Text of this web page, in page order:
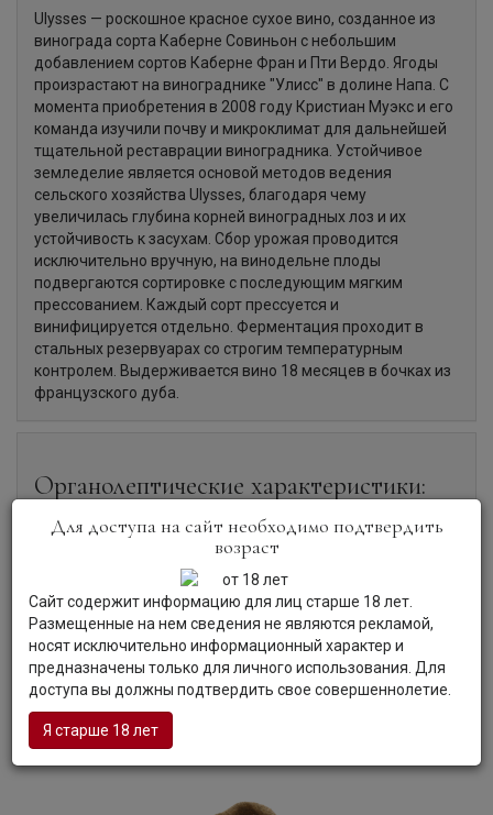
Ulysses — роскошное красное сухое вино, созданное из
винограда сорта Каберне Совиньон с небольшим
добавлением сортов Каберне Фран и Пти Вердо. Ягоды
произрастают на винограднике "Улисс" в долине Напа. С
момента приобретения в 2008 году Кристиан Муэкс и его
команда изучили почву и микроклимат для дальнейшей
тщательной реставрации виноградника. Устойчивое
земледелие является основой методов ведения
сельского хозяйства Ulysses, благодаря чему
увеличилась глубина корней виноградных лоз и их
устойчивость к засухам. Сбор урожая проводится
исключительно вручную, на винодельне плоды
подвергаются сортировке с последующим мягким
прессованием. Каждый сорт прессуется и
винифицируется отдельно. Ферментация проходит в
стальных резервуарах со строгим температурным
контролем. Выдерживается вино 18 месяцев в бочках из
французского дуба.
Органолептические характеристики:
Вино непрозрачного фиолетового цвета.
Букет вина, чистый и свежий, раскрывается
ароматами малины и сливы, оттенками мокко и
табачными нотами.
Вкус:В ярком, бархатистом вкусе вина глубокие ноты
ежевики и темной сливы дополняются изысканными
минеральными оттенками.
Гастрономия:Вино хорошо сочетается с мясом птицы
под сливочным соусом, грибными закусками, сырами.
Для доступа на сайт необходимо подтвердить
возраст
Сайт содержит информацию для лиц старше 18 лет.
Размещенные на нем сведения не являются рекламой,
носят исключительно информационный характер и
предназначены только для личного использования. Для
доступа вы должны подтвердить свое совершеннолетие.
Я старше 18 лет